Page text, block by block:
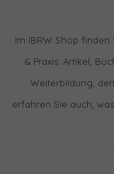
Im IBRW Shop
& Praxis: Artikel,
Weiterbildung,
erfahren Sie auch,